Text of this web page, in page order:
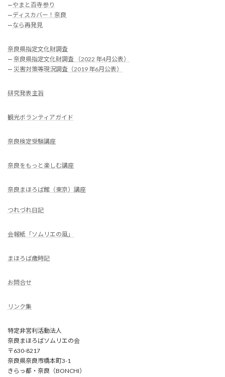
—やまと百寺参り
—ディスカバー！奈良
—なら再発見
奈良県指定文化財調査
— 奈良県指定文化財調査 （2022 年4月公表）
— 災害対策等現況調査（2019 年6月公表）
研究発表主旨
観光ボランティアガイド
奈良検定受験講座
奈良をもっと楽しむ講座
奈良まほろば館（東京）講座
つれづれ日記
会報紙「ソムリエの風」
まほろば歳時記
お問合せ
リンク集
特定非営利活動法人
奈良まほろばソムリエの会
〒630-8217
奈良県奈良市橋本町3-1
きらっ都・奈良（BONCHI）